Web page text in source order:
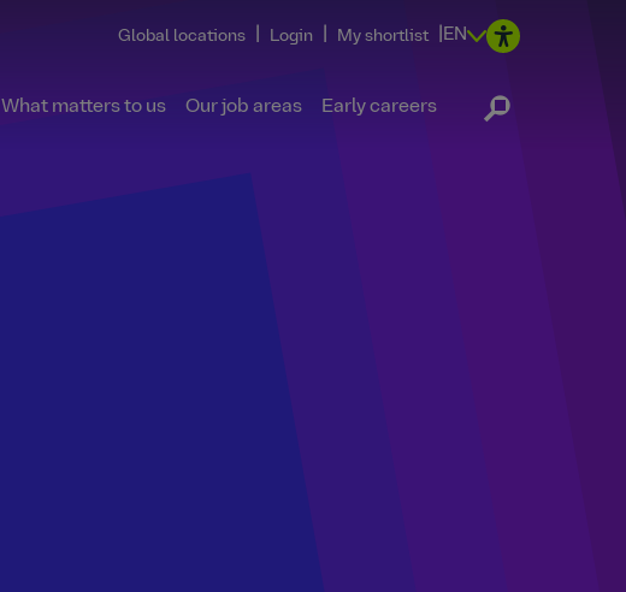
Global locations Login My shortlist EN
What matters to us Our job areas Early careers